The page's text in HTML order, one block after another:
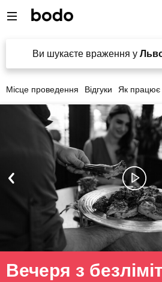
Ви шукаєте враження у
Місце проведення Відгуки Як працює
Вечеря з